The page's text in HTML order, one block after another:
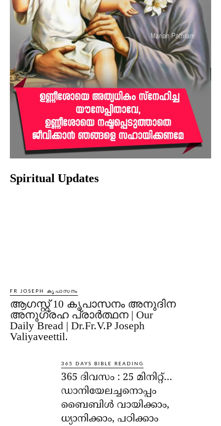
Spiritual Updates
FR JOSEPH കൃപാസനം
ആഗസ്റ്റ് 10 കൃപാസനം അനുദിന
അനുഗ്രഹ പ്രാർത്ഥന | Our
Daily Bread | Dr.Fr.V.P Joseph
Valiyaveettil.
365 DAYS BIBLE READING
365 ദിവസം : 25 മിനിറ്റ്…
ഡാനിയേലച്ചനൊപ്പം
ബൈബിൾ വായിക്കാം,
ധ്യാനിക്കാം, പഠിക്കാം